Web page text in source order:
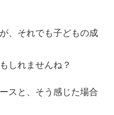
、それでも子どもの成
しれませんね？
スと、そう感じた場合